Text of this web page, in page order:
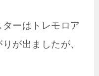
ーはトレモロア
が出ましたが、